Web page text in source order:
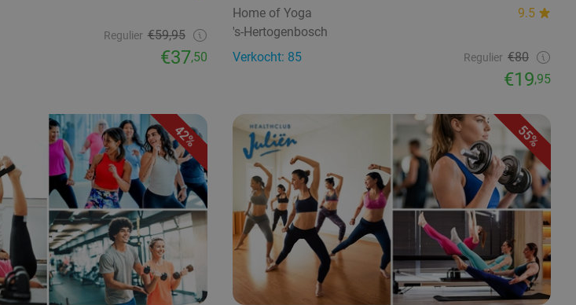
Regulier €59,95
€37,50
Home of Yoga
9.5
's-Hertogenbosch
Verkocht: 85
Regulier €80
€19,95
42% 55%